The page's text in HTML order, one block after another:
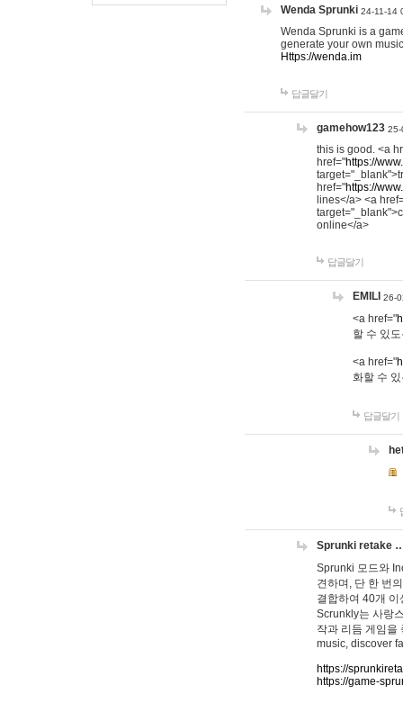
Wenda Sprunki 24-11-14
Wenda Sprunki is a
generate your own
Https://wenda.im
답글달기
gamehow123 25-
this is good. <a
href="https://
href="https://
lines</a> <a
online</a>
답글달기
EMILI 26-
<a href="
할 수 있
<a href="
화할 수
답글달기
Sprunki retake
Sprunki 모드와
견하며, 단 한 번
결합하여 40개
Scrunkly는 사랑
작과 리듬 게임을
music, discover
https://
https://game-